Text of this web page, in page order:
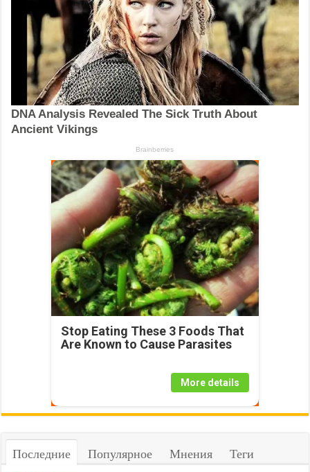
Stop Eating These 3 Foods That
Are Known to Cause Parasites
More details
Последние Популярное Мнения Теги